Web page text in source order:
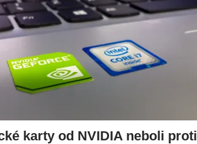
karty od NVIDIA neboli proti